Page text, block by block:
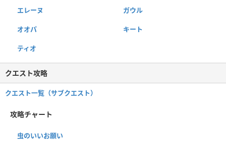
エレーヌ ガウル
オオパ キート
ティオ
クエスト攻略
クエスト一覧（サブクエスト）
攻略チャート
虫のいいお願い